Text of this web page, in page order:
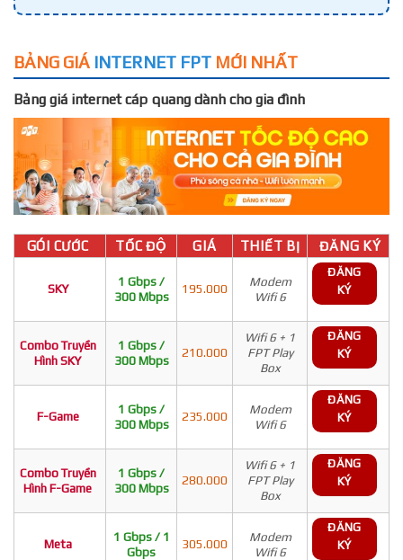
BẢNG GIÁ INTERNET FPT MỚI NHẤT
Bảng giá internet cáp quang dành cho gia đình
GÓI CƯỚC TỐC ĐỘ GIÁ THIẾT BỊ ĐĂNG KÝ
SKY
1 Gbps /
300 Mbps
195.000
Modem
Wifi 6
ĐĂNG
KÝ
Combo Truyền
Hình SKY
1 Gbps /
300 Mbps
210.000
Wifi 6 + 1
FPT Play
Box
ĐĂNG
KÝ
F-Game
1 Gbps /
300 Mbps
235.000
Modem
Wifi 6
ĐĂNG
KÝ
Combo Truyền
Hình F-Game
1 Gbps /
300 Mbps
280.000
Wifi 6 + 1
FPT Play
Box
ĐĂNG
KÝ
Meta
1 Gbps / 1
Gbps
305.000
Modem
Wifi 6
ĐĂNG
KÝ